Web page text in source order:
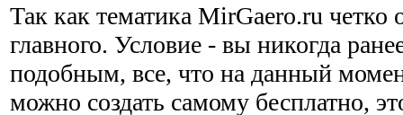
Так как тематика MirGaero.ru четко
главного. Условие - вы никогда
подобным, все, что на данный
можно создать самому бесплатно,